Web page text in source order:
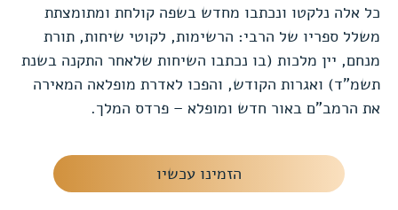
כל אלה נלקטו ונכתבו מחדש בשפה קולחת ומתומצתת
משלל ספריו של הרבי: הרשימות, לקוטי שיחות, תורת
מנחם, יין מלכות (בו נכתבו השיחות שלאחר התקנה בשנת
תשמ”ד) ואגרות הקודש, והפכו לאדרת מופלאה המאירה
את הרמב”ם באור חדש ומופלא – פרדס המלך.
הזמינו עכשיו